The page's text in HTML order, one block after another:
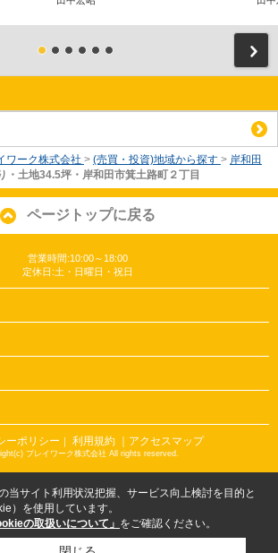
ワーク株式会社 > (売買・投資)地域から探す > 岸和田
・土地34.5坪・岸和田市箕土路町２丁目
ページトップに戻る
営業時間:10:00～18:00
定休日:土・日曜日・祝日
ーポリシー 利用規約 ｜アクセスマップ
プレイワーク株式会社 All rights reserved.
当サイト利用状況把握、サービス向上検討を目的と
）を使用しています。
の取扱いについて」 をご確認ください。